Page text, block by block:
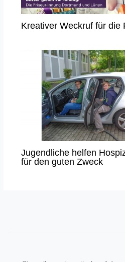
Kreativer Weckruf für die
Jugendliche helfen
für den guten Zweck